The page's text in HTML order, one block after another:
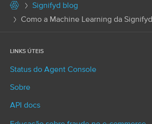
Signifyd blog
Como a Machine Learning da
LINKS ÚTEIS
Status do Agent Console
Sobre
API docs